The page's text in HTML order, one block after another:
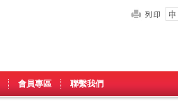
會員專區 聯繫我們